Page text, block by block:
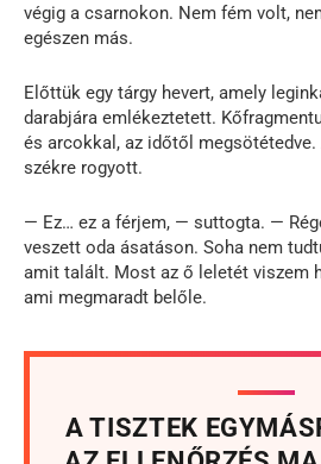
végig a csarnokon. Nem fém volt,
egészen más.
Előttük egy tárgy hevert, amely
darabjára emlékeztetett.
és arcokkal, az időtől megsötétedve.
székre rogyott.
— Ez… ez a férjem, — suttogta. —
veszett oda ásatáson. Soha nem
amit talált. Most az ő leletét viszem
ami megmaradt belőle.
A TISZTEK